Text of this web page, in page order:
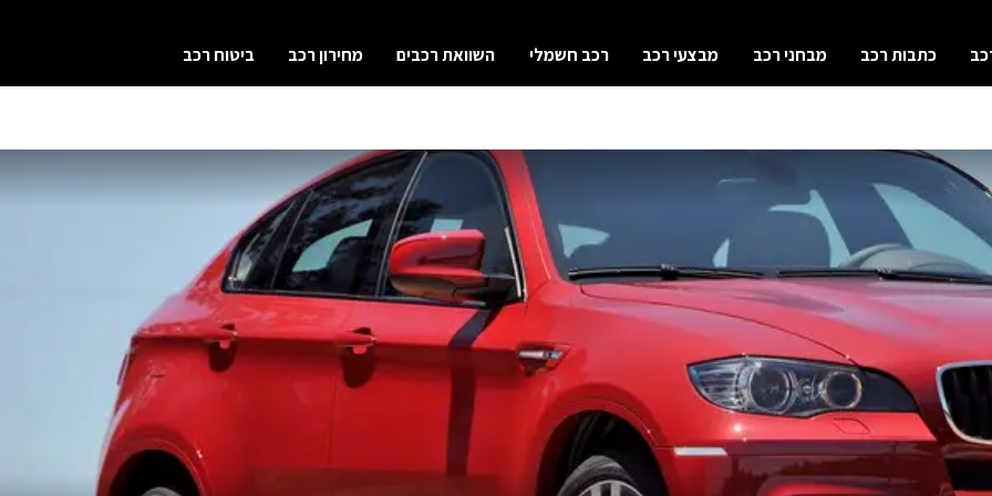
כתבות רכב מבחני רכב מבצעי רכב רכב חשמלי השוואת רכבים מחירון רכב ביטוח רכב